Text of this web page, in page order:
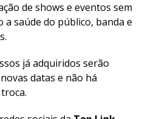
de shows e eventos sem
a saúde do público, banda e
já adquiridos serão
datas e não há